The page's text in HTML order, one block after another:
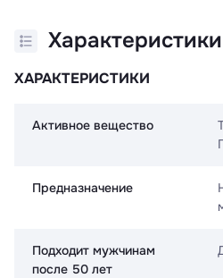
Характеристики
ХАРАКТЕРИСТИКИ
Активное вещество
Предназначение
Подходит мужчинам
после 50 лет